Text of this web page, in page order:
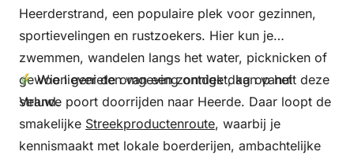
Heerderstrand, een populaire plek voor gezinnen,
sportievelingen en rustzoekers. Hier kun je
zwemmen, wandelen langs het water, picknicken of
gewoon genieten van een zonnige dag op het
strand.
Wie liever de omgeving ontdekt, kan vanuit deze
Veluwe poort doorrijden naar Heerde. Daar loopt de
smakelijke Streekproductenroute, waarbij je
kennismaakt met lokale boerderijen, ambachtelijke